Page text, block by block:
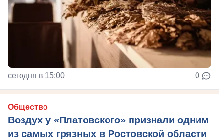
сегодня в 15:00 0
Общество
Воздух у «Платовского» признали одним
из самых грязных в Ростовской области